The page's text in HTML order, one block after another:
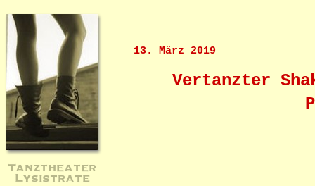
Tanztheater
Lysistrate
13. März 2019
Vertanzter